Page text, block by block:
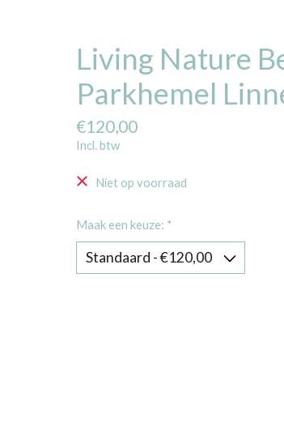
Living Nature
Parkhemel
€120,00
Incl. btw
Niet op voorraad
Maak een keuze: *